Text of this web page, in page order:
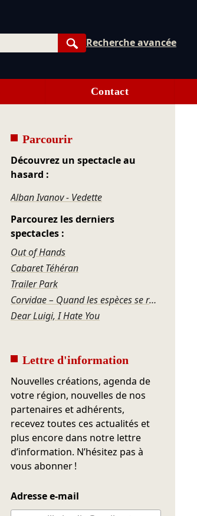
Rechercher
Recherche avancée
Contact
Parcourir
Découvrez un spectacle au
hasard :
Alban Ivanov - Vedette
Parcourez les derniers
spectacles :
Out of Hands
Cabaret Téhéran
Trailer Park
Corvidae – Quand les espèces se regardent
Dear Luigi, I Hate You
Lettre d'information
Nouvelles créations, agenda de
votre région, nouvelles de nos
partenaires et adhérents,
recevez toutes ces actualités et
plus encore dans notre lettre
d’information. N’hésitez pas à
vous abonner !
Adresse e-mail